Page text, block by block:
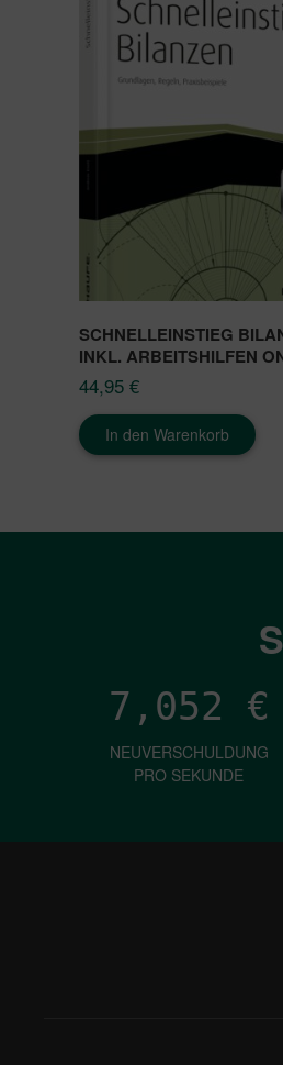
SCHNELLEINSTIEG
INKL. ARBEITSHILFEN
44,95 €
In den Warenkorb
7,052 €
NEUVERSCHULDUNG
PRO SEKUNDE